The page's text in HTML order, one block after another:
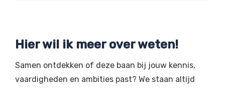
Hier wil ik meer over weten!
Samen ontdekken of deze baan bij jouw kennis,
vaardigheden en ambities past? We staan altijd